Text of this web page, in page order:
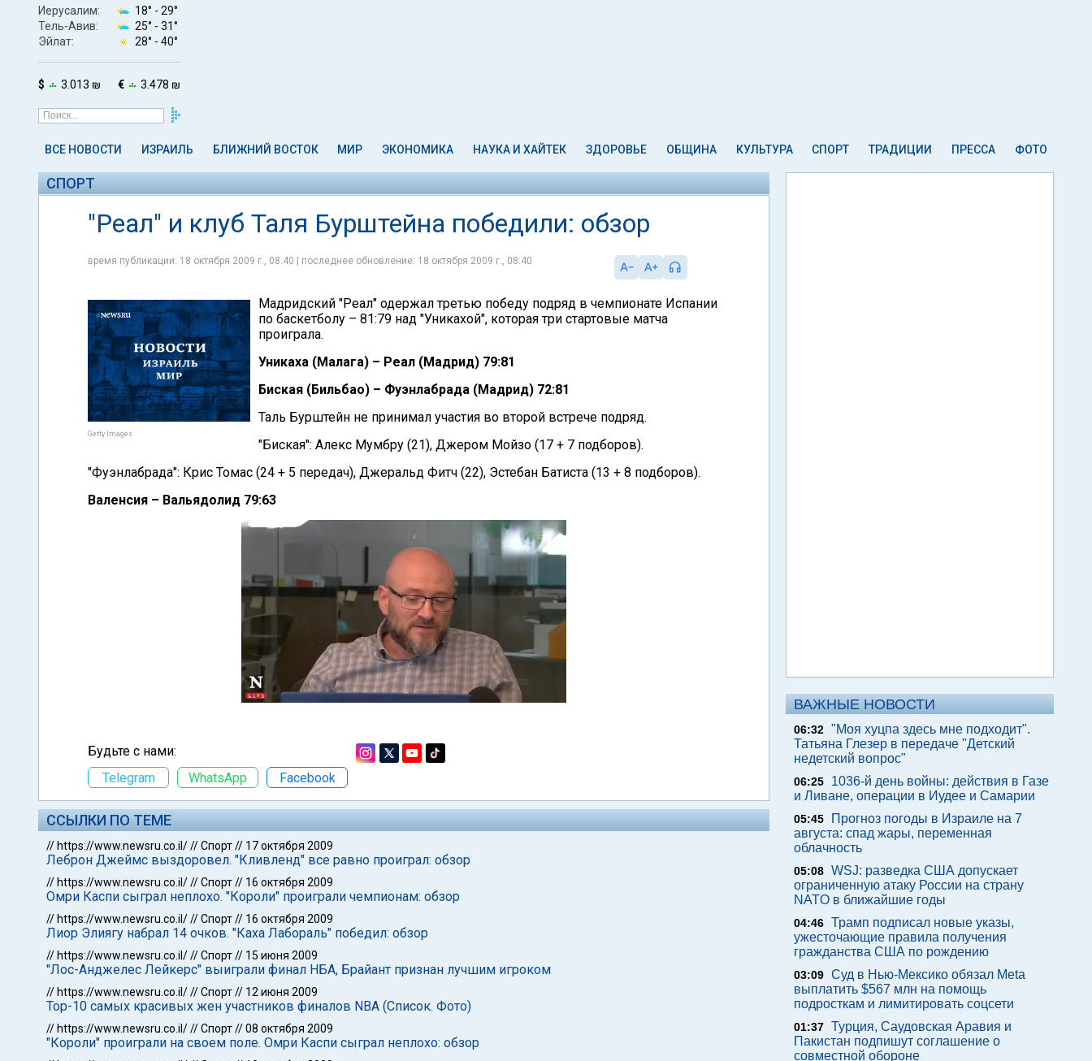
Иерусалим: 18° - 29°
Тель-Авив:
25° - 31°
Эйлат:
28° - 40°
$ 3.013 ₪ € 3.478 ₪
ВСЕ НОВОСТИ ИЗРАИЛЬ БЛИЖНИЙ ВОСТОК МИР ЭКОНОМИКА НАУКА И ХАЙТЕК ЗДОРОВЬЕ ОБЩИНА КУЛЬТУРА СПОРТ ТРАДИЦИИ ПРЕССА ФОТО
СПОРТ
"Реал" и клуб Таля Бурштейна победили: обзор
время публикации: 18 октября 2009 г., 08:40 | последнее обновление: 18 октября 2009 г., 08:40
Getty Images
Мадридский "Реал" одержал третью победу подряд в чемпионате Испании
по баскетболу – 81:79 над "Уникахой", которая три стартовые матча
проиграла.
Уникаха (Малага) – Реал (Мадрид) 79:81
Биская (Бильбао) – Фуэнлабрада (Мадрид) 72:81
Таль Бурштейн не принимал участия во второй встрече подряд.
"Биская": Алекс Мумбру (21), Джером Мойзо (17 + 7 подборов).
"Фуэнлабрада": Крис Томас (24 + 5 передач), Джеральд Фитч (22), Эстебан Батиста (13 + 8 подборов).
Валенсия – Вальядолид 79:63
Будьте с нами:
Telegram
WhatsApp Facebook
ССЫЛКИ ПО ТЕМЕ
// https://www.newsru.co.il///Спорт// 17 октября 2009
Леброн Джеймс выздоровел. "Кливленд" все равно проиграл: обзор
// https://www.newsru.co.il///Спорт// 16 октября 2009
Омри Каспи сыграл неплохо. "Короли" проиграли чемпионам: обзор
// https://www.newsru.co.il///Спорт// 16 октября 2009
Лиор Элиягу набрал 14 очков. "Каха Лабораль" победил: обзор
// https://www.newsru.co.il///Спорт// 15 июня 2009
"Лос-Анджелес Лейкерс" выиграли финал НБА, Брайант признан лучшим игроком
// https://www.newsru.co.il///Спорт// 12 июня 2009
Тор-10 самых красивых жен участников финалов NBA (Список. Фото)
// https://www.newsru.co.il///Спорт//08 октября 2009
"Короли" проиграли на своем поле. Омри Каспи сыграл неплохо: обзор
ВАЖНЫЕ НОВОСТИ
06:32 "Моя хуцпа здесь мне подходит".
Татьяна Глезер в передаче "Детский
недетский вопрос"
06:25
1036-й день войны: действия в Газе
и Ливане, операции в Иудее и Самарии
05:45
Прогноз погоды в Израиле на 7
августа: спад жары, переменная
облачность
05:08 WSJ: разведка США допускает
ограниченную атаку России на страну
NATO в ближайшие годы
04:46 Трамп подписал новые указы,
ужесточающие правила получения
гражданства США по рождению
03:09 Суд в Нью-Мексико обязал Meta
выплатить $567 млн на помощь
подросткам и лимитировать соцсети
01:37 Турция, Саудовская Аравия и
Пакистан подпишут соглашение о
совместной обороне